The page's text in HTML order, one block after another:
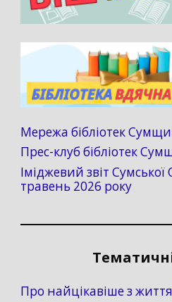
Мережа бібліотек
Прес-клуб бібліотек
Іміджевий звіт
травень 2026 року
Про найцікавіше з життя